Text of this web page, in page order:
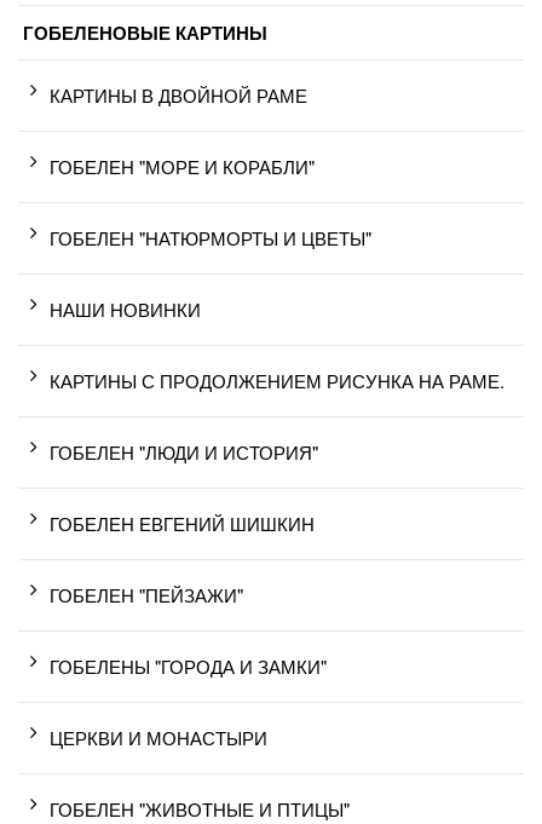
ГОБЕЛЕНОВЫЕ КАРТИНЫ
КАРТИНЫ В ДВОЙНОЙ РАМЕ
ГОБЕЛЕН "МОРЕ И КОРАБЛИ"
ГОБЕЛЕН "НАТЮРМОРТЫ И ЦВЕТЫ"
НАШИ НОВИНКИ
КАРТИНЫ С ПРОДОЛЖЕНИЕМ РИСУНКА НА РАМЕ.
ГОБЕЛЕН "ЛЮДИ И ИСТОРИЯ"
ГОБЕЛЕН ЕВГЕНИЙ ШИШКИН
ГОБЕЛЕН "ПЕЙЗАЖИ"
ГОБЕЛЕНЫ "ГОРОДА И ЗАМКИ"
ЦЕРКВИ И МОНАСТЫРИ
ГОБЕЛЕН "ЖИВОТНЫЕ И ПТИЦЫ"